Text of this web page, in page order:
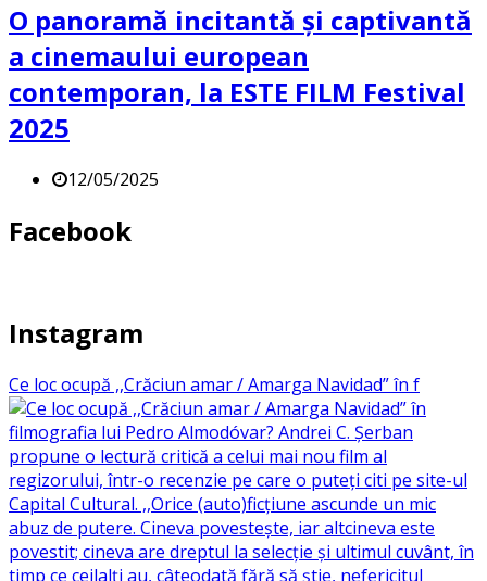
O panoramă incitantă și captivantă
a cinemaului european
contemporan, la ESTE FILM Festival
2025
12/05/2025
Facebook
Instagram
Ce loc ocupă ,,Crăciun amar / Amarga Navidad” în f